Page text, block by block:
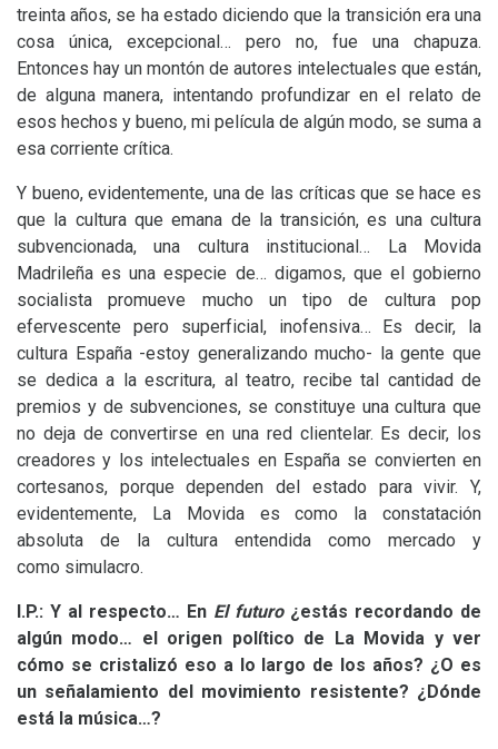
treinta años, se ha estado diciendo que la transición era una
cosa única, excepcional… pero no, fue una chapuza.
Entonces hay un montón de autores intelectuales que están,
de alguna manera, intentando profundizar en el relato de
esos hechos y bueno, mi película de algún modo, se suma a
esa corriente crítica.
Y bueno, evidentemente, una de las críticas que se hace es
que la cultura que emana de la transición, es una cultura
subvencionada, una cultura institucional… La Movida
Madrileña es una especie de… digamos, que el gobierno
socialista promueve mucho un tipo de cultura pop
efervescente pero superficial, inofensiva… Es decir, la
cultura España -estoy generalizando mucho- la gente que
se dedica a la escritura, al teatro, recibe tal cantidad de
premios y de subvenciones, se constituye una cultura que
no deja de convertirse en una red clientelar. Es decir, los
creadores y los intelectuales en España se convierten en
cortesanos, porque dependen del estado para vivir. Y,
evidentemente, La Movida es como la constatación
absoluta de la cultura entendida como mercado y
como simulacro.
I.P.: Y al respecto… En El futuro ¿estás recordando de
algún modo… el origen político de La Movida y ver
cómo se cristalizó eso a lo largo de los años? ¿O es
un señalamiento del movimiento resistente? ¿Dónde
está la música…?